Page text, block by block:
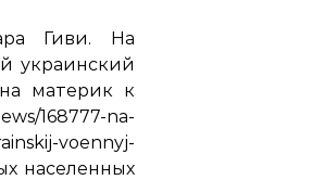
Гиви. На
украинский
материк к
168777-na-
voennyj-
населенных